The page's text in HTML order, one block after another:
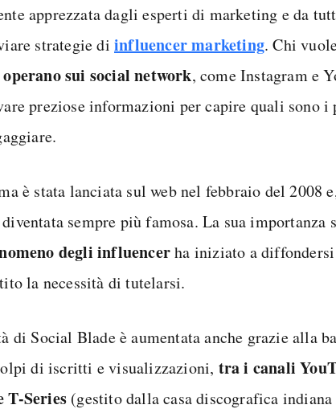
apprezzata dagli esperti di marketing e da
strategie di influencer marketing. Chi
sui social network, come Instagram e
preziose informazioni per capire quali sono i
è stata lanciata sul web nel febbraio del 2008
sempre più famosa. La sua importanza
degli influencerha iniziato a
la necessità di tutelarsi.
di Social Blade è aumentata anche grazie alla
di iscritti e visualizzazioni, tra i canali
T-Series (gestito dalla casa discografica